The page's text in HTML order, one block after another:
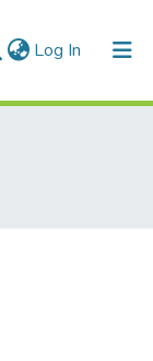
Log In (current)